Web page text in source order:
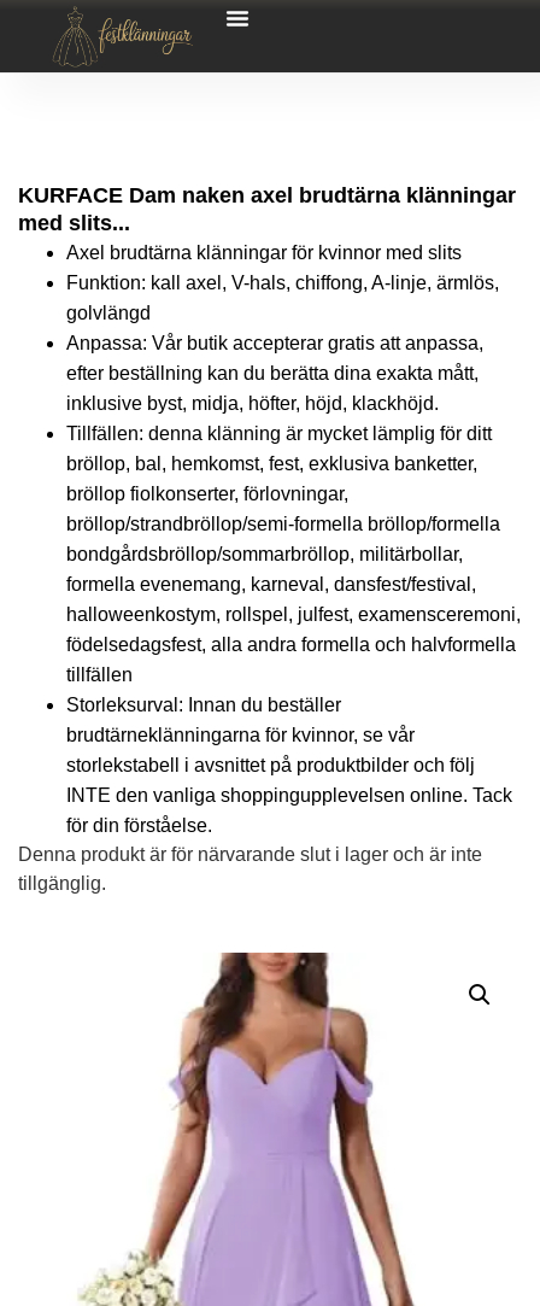
KURFACE Dam naken axel brudtärna klänningar
med slits...
Axel brudtärna klänningar för kvinnor med slits
Funktion: kall axel, V-hals, chiffong, A-linje, ärmlös,
golvlängd
Anpassa: Vår butik accepterar gratis att anpassa,
efter beställning kan du berätta dina exakta mått,
inklusive byst, midja, höfter, höjd, klackhöjd.
Tillfällen: denna klänning är mycket lämplig för ditt
bröllop, bal, hemkomst, fest, exklusiva banketter,
bröllop fiolkonserter, förlovningar,
bröllop/strandbröllop/semi-formella bröllop/formella
bondgårdsbröllop/sommarbröllop, militärbollar,
formella evenemang, karneval, dansfest/festival,
halloweenkostym, rollspel, julfest, examensceremoni,
födelsedagsfest, alla andra formella och halvformella
tillfällen
Storleksurval: Innan du beställer
brudtärneklänningarna för kvinnor, se vår
storlekstabell i avsnittet på produktbilder och följ
INTE den vanliga shoppingupplevelsen online. Tack
för din förståelse.
Denna produkt är för närvarande slut i lager och är inte
tillgänglig.